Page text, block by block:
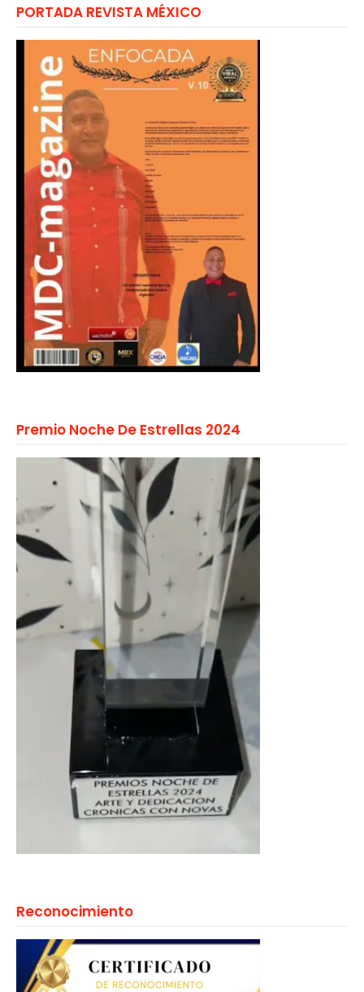
PORTADA REVISTA MÉXICO
Premio Noche De Estrellas 2024
Reconocimiento